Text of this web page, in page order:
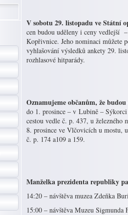
V sobotu 29. listopadu ve Státní
cen budou uděleny i ceny vedlejší
Kopřivnice. Jeho nominaci můžete
vyhlašování výsledků ankety 29.
rozhlasové hitparády.
Oznamujeme občanům, že
do 1. prosince – v Lubině –
cestou vedle č. p. 437, u železného
8. prosince ve Vlčovicích u mostu,
č. p. 174 a109 a 159.
Manželka prezidenta republiky
14:20 – návštěva muzea Zdeňka
15:00 – návštěva Muzeu Sigmunda